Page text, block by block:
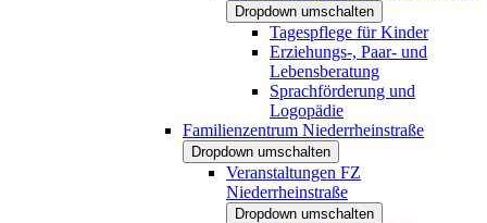
Dropdown umschalten
Tagespflege für Kinder
Erziehungs-, Paar- und
Lebensberatung
Sprachförderung und
Logopädie
Familienzentrum Niederrheinstraße
Dropdown umschalten
Veranstaltungen FZ
Niederrheinstraße
Dropdown umschalten